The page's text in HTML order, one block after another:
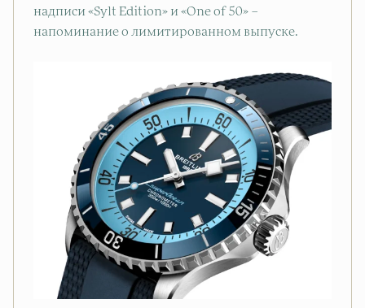
надписи «Sylt Edition» и «One of 50» –
напоминание о лимитированном выпуске.